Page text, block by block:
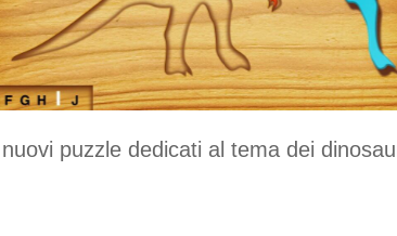
puzzle dedicati al tema dei